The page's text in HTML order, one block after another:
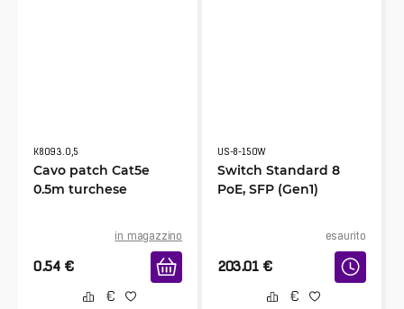
K8093.0,5
Cavo patch Cat5e
0.5m turchese
in magazzino
0.54 €
US-8-150W
Switch Standard 8
PoE, SFP (Gen1)
esaurito
203.01 €